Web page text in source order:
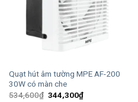
Quạt hút âm tường MPE AF-200
30W có màn che
534,600₫ Giá
344,300₫Giá